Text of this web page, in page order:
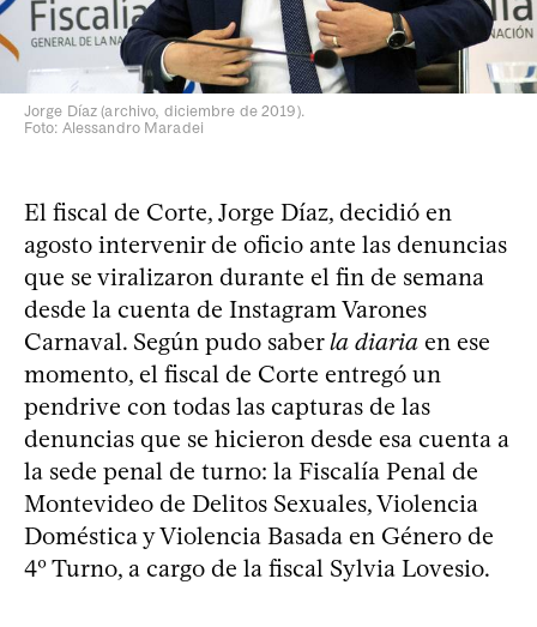
Jorge Díaz (archivo, diciembre de 2019).
Foto: Alessandro Maradei
El fiscal de Corte, Jorge Díaz, decidió en
agosto intervenir de oficio ante las denuncias
que se viralizaron durante el fin de semana
desde la cuenta de Instagram Varones
Carnaval. Según pudo saberla diaria en ese
momento, el fiscal de Corte entregó un
pendrive con todas las capturas de las
denuncias que se hicieron desde esa cuenta a
la sede penal de turno: la Fiscalía Penal de
Montevideo de Delitos Sexuales, Violencia
Doméstica y Violencia Basada en Género de
4º Turno, a cargo de la fiscal Sylvia Lovesio.